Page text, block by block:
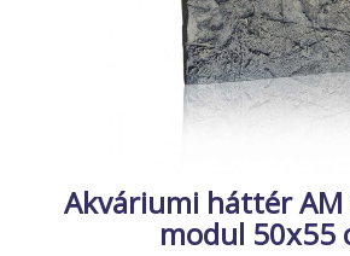
NÖVÉNYEK
Akváriumi háttér AM
modul 50x55